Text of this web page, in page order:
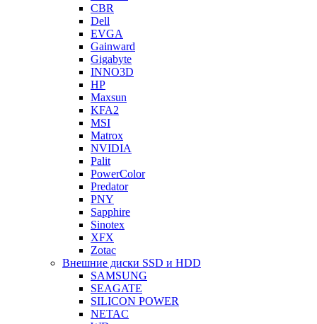
CBR
Dell
EVGA
Gainward
Gigabyte
INNO3D
HP
Maxsun
KFA2
MSI
Matrox
NVIDIA
Palit
PowerColor
Predator
PNY
Sapphire
Sinotex
XFX
Zotac
Внешние диски SSD и HDD
SAMSUNG
SEAGATE
SILICON POWER
NETAC